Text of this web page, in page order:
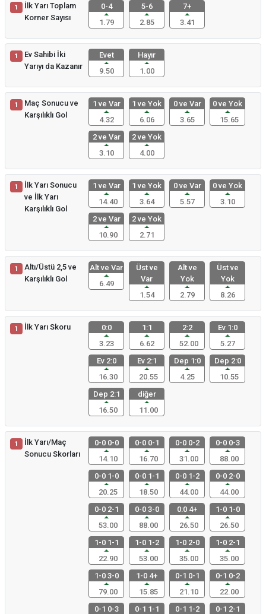
1
İlk Yarı Toplam
Korner Sayısı
0-4
1.79
5-6
2.85
7+
3.41
1
Ev Sahibi İki
Yarıyı da Kazanır
Evet
9.50
Hayır
1.00
1
Maç Sonucu ve
Karşılıklı Gol
1 ve Var
4.32
1 ve Yok
6.06
0 ve Var
3.65
0 ve Yok
15.65
2 ve Var
3.10
2 ve Yok
4.00
1
İlk Yarı Sonucu
ve İlk Yarı
Karşılıklı Gol
1 ve Var
14.40
1 ve Yok
3.64
0 ve Var
5.57
0 ve Yok
3.10
2 ve Var
10.90
2 ve Yok
2.71
1
Altı/Üstü 2,5 ve
Karşılıklı Gol
Alt ve Var
6.49
Üst ve
Var
1.54
Alt ve
Yok
2.79
Üst ve
Yok
8.26
1 İlk Yarı Skoru
0:0
3.23
1:1
6.62
2:2
52.00
Ev 1:0
5.27
Ev 2:0
16.30
Ev 2:1
20.55
Dep 1:0
4.25
Dep 2:0
10.55
Dep 2:1
16.50
diğer
11.00
1
İlk Yarı/Maç
Sonucu Skorları
0-0 0-0
14.10
0-0 0-1
16.70
0-0 0-2
31.00
0-0 0-3
88.00
0-0 1-0
20.25
0-0 1-1
18.50
0-0 1-2
44.00
0-0 2-0
44.00
0-0 2-1
53.00
0-0 3-0
88.00
0:0 4+
26.50
1-0 1-0
26.50
1-0 1-1
22.90
1-0 1-2
53.00
1-0 2-0
35.00
1-0 2-1
35.00
1-0 3-0
79.00
1-0 4+
15.85
0-1 0-1
21.10
0-1 0-2
22.00
0-1 0-3
0-1 1-1
0-1 1-2
0-1 2-1